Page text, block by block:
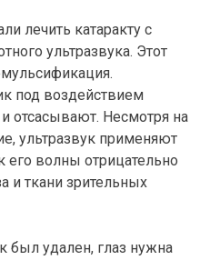
лечить катаракту с
ультразвука. Этот
под воздействием
отсасывают. Несмотря на
ультразвук применяют
его волны отрицательно
и ткани зрительных
был удален, глаз нужна